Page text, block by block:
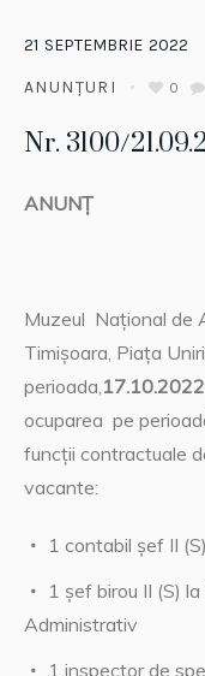
21 SEPTEMBRIE 2022
ANUNȚURI 0
Nr. 3100/
ANUNŢ
Muzeul Național de
Timişoara, Piaţa
perioada,
ocuparea pe
funcţii contractuale
vacante:
1 contabil șef II (S)
1 șef birou II (S)
Administrativ
1 inspector de